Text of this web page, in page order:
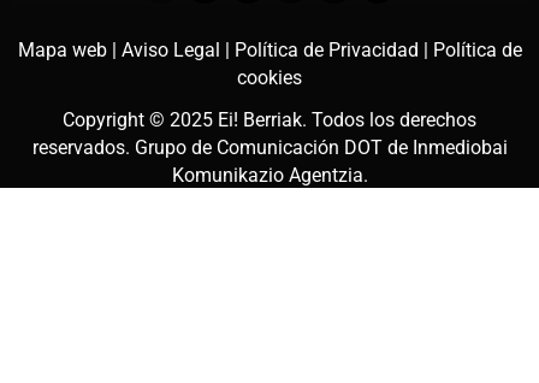
Mapa web | Aviso Legal | Política de Privacidad | Política de
cookies
Copyright © 2025 Ei! Berriak. Todos los derechos
reservados. Grupo de Comunicación DOT de Inmediobai
Komunikazio Agentzia.